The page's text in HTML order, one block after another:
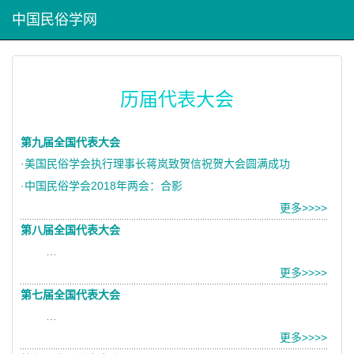
中国民俗学网
历届代表大会
第九届全国代表大会
·美国民俗学会执行理事长蒋岚致贺信祝贺大会圆满成功
·中国民俗学会2018年两会：合影
更多>>>>
第八届全国代表大会
更多>>>>
第七届全国代表大会
更多>>>>